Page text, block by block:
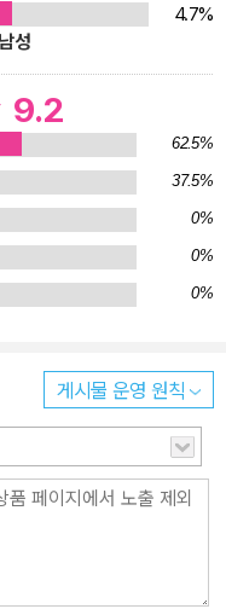
에서 행위를 하기 위한 운
행하고자 하는 의지가 의
이로부터 알 수 있는 것은
다기보다는 책임 있는 존
적이었다고 해석된다는 사
지워지는 것이 아니다. 책
념이 돌연 출현한다. -본문
신 능력에 이상이 생겼다는
서 고쿠분 고이치로는 ‘중
렌즈를 통해 위와 같은
우리는 자신이 어떤 일을
, 걷겠다는 의지를 가지고
200여개의 뼈, 100여개
성사되었다’고 표현해야 더
4.7%
남성
9.2
62.5%
37.5%
0%
0%
0%
게시물 운영 원칙